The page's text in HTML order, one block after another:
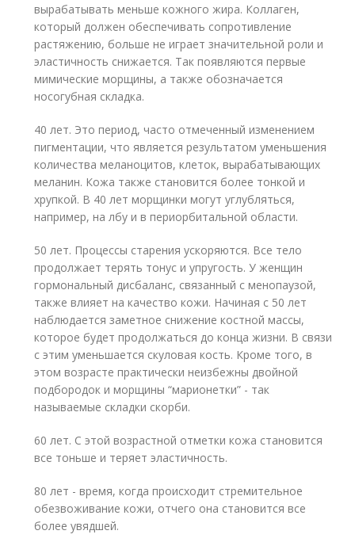
вырабатывать меньше кожного жира. Коллаген,
который должен обеспечивать сопротивление
растяжению, больше не играет значительной роли и
эластичность снижается. Так появляются первые
мимические морщины, а также обозначается
носогубная складка.
40 лет. Это период, часто отмеченный изменением
пигментации, что является результатом уменьшения
количества меланоцитов, клеток, вырабатывающих
меланин. Кожа также становится более тонкой и
хрупкой. В 40 лет морщинки могут углубляться,
например, на лбу и в периорбитальной области.
50 лет. Процессы старения ускоряются. Все тело
продолжает терять тонус и упругость. У женщин
гормональный дисбаланс, связанный с менопаузой,
также влияет на качество кожи. Начиная с 50 лет
наблюдается заметное снижение костной массы,
которое будет продолжаться до конца жизни. В связи
с этим уменьшается скуловая кость. Кроме того, в
этом возрасте практически неизбежны двойной
подбородок и морщины “марионетки” - так
называемые складки скорби.
60 лет. С этой возрастной отметки кожа становится
все тоньше и теряет эластичность.
80 лет - время, когда происходит стремительное
обезвоживание кожи, отчего она становится все
более увядшей.